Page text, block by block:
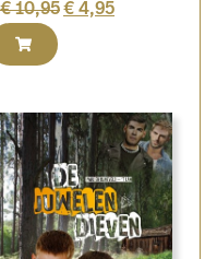
€10,95€ 4,95